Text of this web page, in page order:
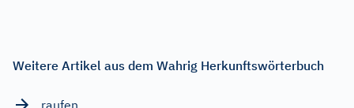
Weitere Artikel aus dem Wahrig Herkunftswörterbuch
raufen